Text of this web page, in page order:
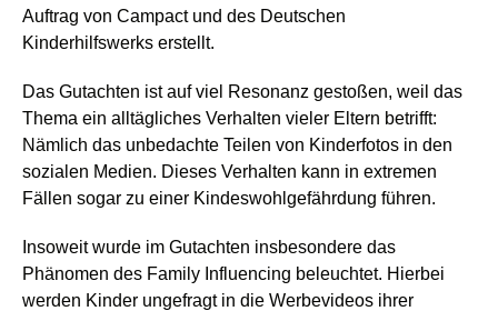
Auftrag von Campact und des Deutschen
Kinderhilfswerks erstellt.
Das Gutachten ist auf viel Resonanz gestoßen, weil das
Thema ein alltägliches Verhalten vieler Eltern betrifft:
Nämlich das unbedachte Teilen von Kinderfotos in den
sozialen Medien. Dieses Verhalten kann in extremen
Fällen sogar zu einer Kindeswohlgefährdung führen.
Insoweit wurde im Gutachten insbesondere das
Phänomen des Family Influencing beleuchtet. Hierbei
werden Kinder ungefragt in die Werbevideos ihrer